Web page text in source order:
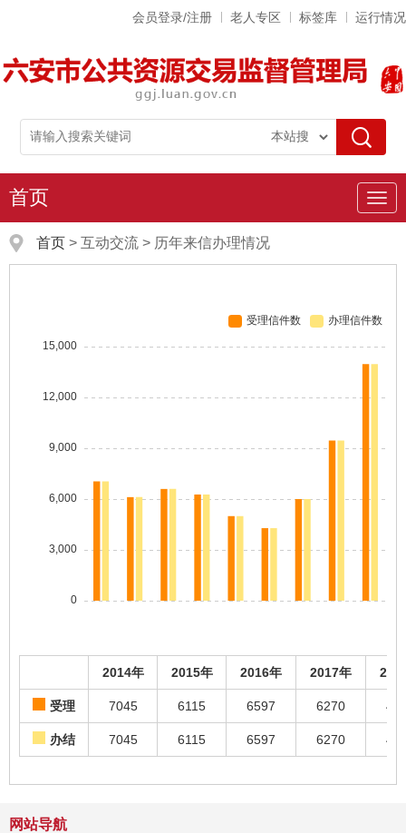
会员登录/注册 老人专区 标签库 运行情况
导
首页
首页 > 互动交流 > 历年来信办理情况
2014年 2015年 2016年 2017年
受理 7045 6115 6597 6270
办结 7045 6115 6597 6270
网站导航